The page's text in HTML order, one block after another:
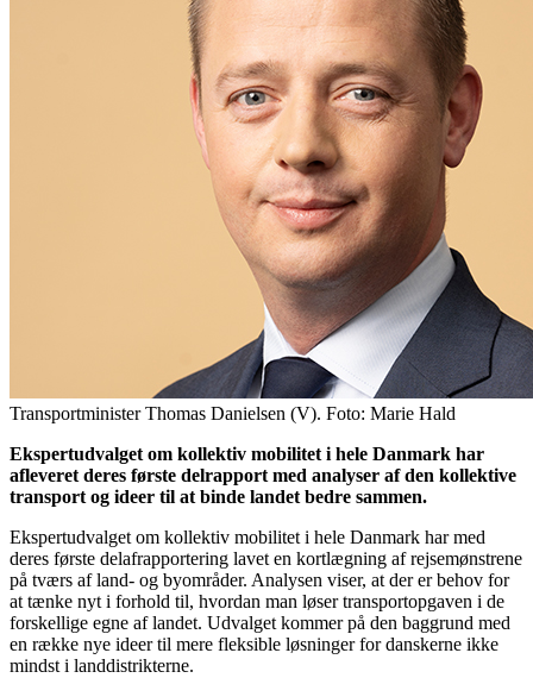
Transportminister Thomas Danielsen (V). Foto: Marie Hald
Ekspertudvalget om kollektiv mobilitet i hele Danmark har
afleveret deres første delrapport med analyser af den kollektive
transport og ideer til at binde landet bedre sammen.
Ekspertudvalget om kollektiv mobilitet i hele Danmark har med
deres første delafrapportering lavet en kortlægning af rejsemønstrene
på tværs af land- og byområder. Analysen viser, at der er behov for
at tænke nyt i forhold til, hvordan man løser transportopgaven i de
forskellige egne af landet. Udvalget kommer på den baggrund med
en række nye ideer til mere fleksible løsninger for danskerne ikke
mindst i landdistrikterne.